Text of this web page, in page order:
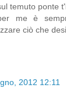
temuto ponte
me è
ciò che
2012 12:11